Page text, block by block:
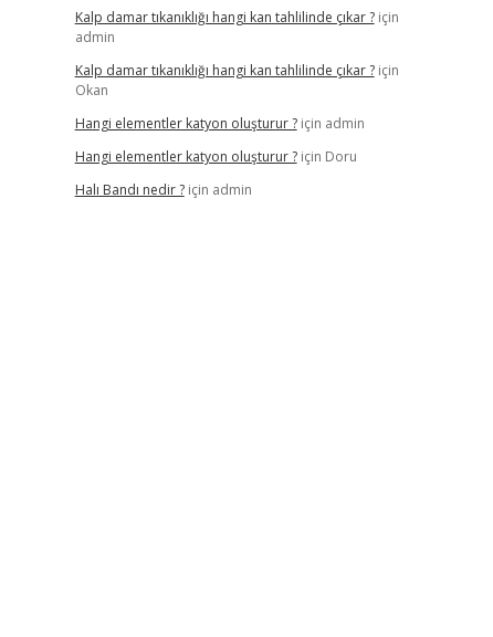
Kalp damar tıkanıklığı hangi kan tahlilinde çıkar ?için
admin
Kalp damar tıkanıklığı hangi kan tahlilinde çıkar ?için
Okan
Hangi elementler katyon oluşturur ?için admin
Hangi elementler katyon oluşturur ?için Doru
Halı Bandı nedir ?için admin